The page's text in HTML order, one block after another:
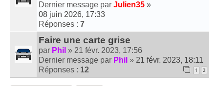
Dernier message par Julien35 »
08 juin 2026, 17:33
Réponses : 7
Faire une carte grise
par Phil » 21 févr. 2023, 17:56
Dernier message par Phil » 21 févr. 2023, 18:11
Réponses : 12 1 2